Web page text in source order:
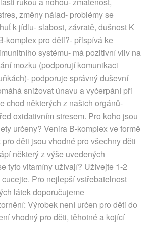
změny nálad- problémy se
k jídlu- slabost, závratě, dušnost K
komplex pro děti?- přispívá ke
systému- má pozitivní vliv na
mozku (podporují komunikaci
podporuje správný duševní
snižovat únavu a vyčerpání při
chod některých z našich orgánů-
oxidativním stresem. Pro koho jsou
určeny? Venira B-komplex ve formě
děti jsou vhodné pro všechny děti
některý z výše uvedených
tyto vitamíny užívají? Užívejte 1-2
Pro nejlepší vstřebatelnost
látek doporučujeme
Výrobek není určen pro děti do
vhodný pro děti, těhotné a kojící